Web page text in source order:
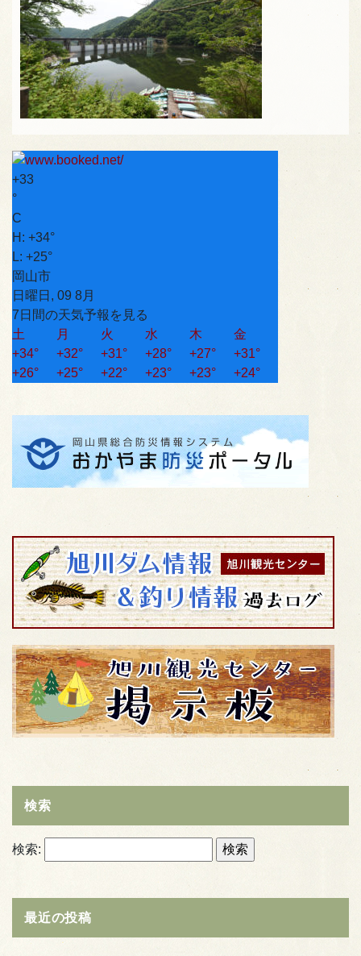
+33
°
C
H: +34°
L: +25°
岡山市
日曜日, 09 8月
7日間の天気予報を見る
土
月 火 水 木
金
+34° +32° +31° +28° +27° +31°
+26° +25° +22° +23° +23° +24°
検索
検索:
最近の投稿